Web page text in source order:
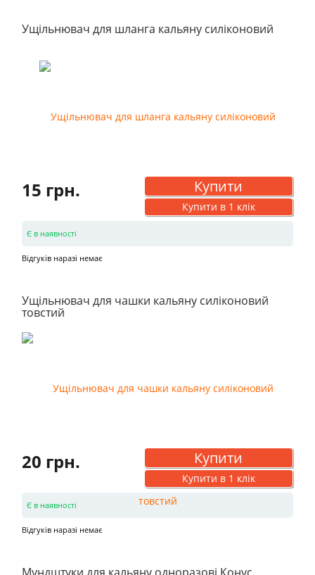
Ущільнювач для шланга кальяну силіконовий
15 грн. Купити
Купити в 1 клік
Є в наявності
Відгуків наразі немає
Ущільнювач для чашки кальяну силіконовий
товстий
20 грн. Купити
Купити в 1 клік
Є в наявності
Відгуків наразі немає
Мундштуки для кальяну одноразові Конус